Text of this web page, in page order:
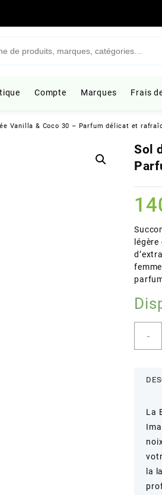
Compte Marques Frais
Vanilla & Coco 30 – Parfum délicat et
Sol
légère
-
La
la